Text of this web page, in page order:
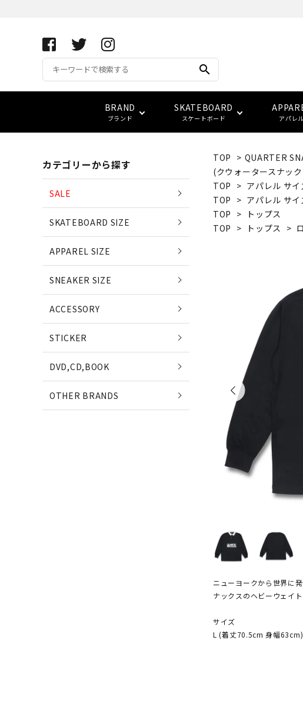
search
BRAND
ブランド
APRIL SKATEBOARDS
(イージ
EDGLRD
(エッジ・ロード)
POLAR
(ポーラース
(クウォータースナックス)
EVISEN
(エビセン・
SLD SKATEBOARDS
(エスエルディー)
(
NEW
(ニューバラ
SKATEBOARD
スケートボード
コンプリート(完成品) スケート
ベアリング パーツ
アパレル
アパレル サイズ別一覧 Tシ
スウェット
サイズ検索 adidas
vans
キーホルダー ウォレ
ベルト
FUCKING AWESOME
LOWCARD
TOP > QUARTER
(クウォータースナッ
TOP > アパレル サ
TOP > アパレル サ
TOP >
トップス
TOP > トップス >
ニューヨークから世界に
ナックスのヘビーウェイト
サイズ
L (着丈70.5cm 身幅63cm)
カテゴリーから探す
SALE
SKATEBOARD SIZE
APPAREL SIZE
SNEAKER SIZE
ACCESSORY
STICKER
DVD,CD,BOOK
OTHER BRANDS